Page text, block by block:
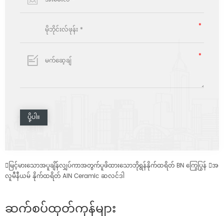
 မြင့်မားသောအပူချိန်လျှပ်ကာအတွက်ပူဖိထားသောဘိုရွန်နိုက်ထရိတ် BN ကြွေပြွန် အ
လူမီနီယမ် နိုက်ထရိတ် AlN Ceramic ဆလင်ဒါ
ဆက်စပ်ထုတ်ကုန်များ